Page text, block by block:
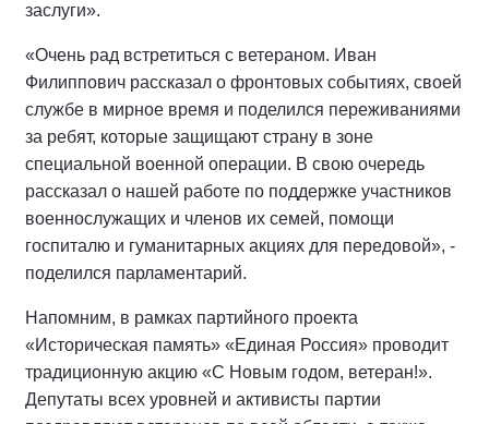
заслуги».
«Очень рад встретиться с ветераном. Иван
Филиппович рассказал о фронтовых событиях, своей
службе в мирное время и поделился переживаниями
за ребят, которые защищают страну в зоне
специальной военной операции. В свою очередь
рассказал о нашей работе по поддержке участников
военнослужащих и членов их семей, помощи
госпиталю и гуманитарных акциях для передовой», -
поделился парламентарий.
Напомним, в рамках партийного проекта
«Историческая память» «Единая Россия» проводит
традиционную акцию «С Новым годом, ветеран!».
Депутаты всех уровней и активисты партии